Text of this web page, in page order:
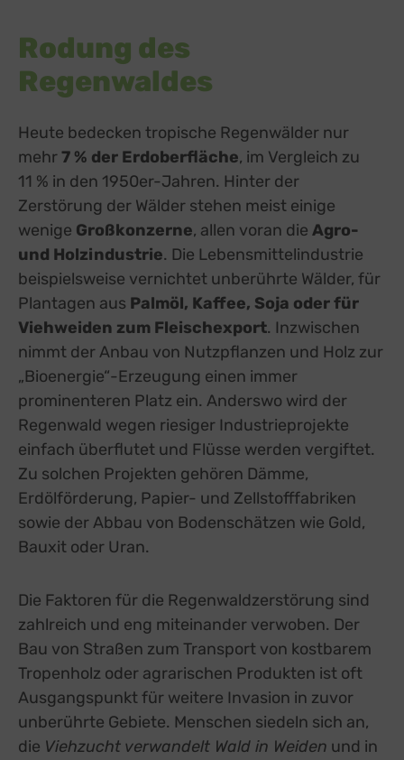
Rodung des
Regenwaldes
Heute bedecken tropische Regenwälder nur
mehr7 % der Erdoberfläche, im Vergleich zu
11 % in den 1950er-Jahren. Hinter der
Zerstörung der Wälder stehen meist einige
wenige Großkonzerne, allen voran die Agro-
und Holzindustrie. Die Lebensmittelindustrie
beispielsweise vernichtet unberührte Wälder, für
Plantagen aus Palmöl, Kaffee, Soja oder für
Viehweiden zum Fleischexport. Inzwischen
nimmt der Anbau von Nutzpflanzen und Holz zur
„Bioenergie“-Erzeugung einen immer
prominenteren Platz ein. Anderswo wird der
Regenwald wegen riesiger Industrieprojekte
einfach überflutet und Flüsse werden vergiftet.
Zu solchen Projekten gehören Dämme,
Erdölförderung, Papier- und Zellstofffabriken
sowie der Abbau von Bodenschätzen wie Gold,
Bauxit oder Uran.
Die Faktoren für die Regenwaldzerstörung sind
zahlreich und eng miteinander verwoben. Der
Bau von Straßen zum Transport von kostbarem
Tropenholz oder agrarischen Produkten ist oft
Ausgangspunkt für weitere Invasion in zuvor
unberührte Gebiete. Menschen siedeln sich an,
die Viehzucht verwandelt Wald in Weiden und in